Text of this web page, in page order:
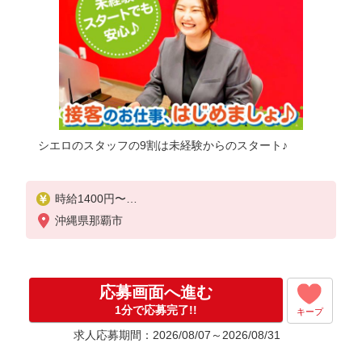
シエロのスタッフの9割は未経験からのスタート♪
時給1400円〜
※残業代支給
★交通費別途支給（規定あり）
入社祝い金10万円支給(規定有)
お友達を紹介頂くと,
インセンティブ支給(規定有)
沖縄県那覇市
応募画面へ進む
1分で応募完了!! キープ
求人応募期間：2026/08/07～2026/08/31